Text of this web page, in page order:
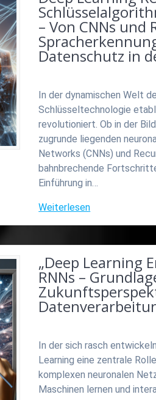
– Von CNNs und
Datenschutz in
In der dynamischen Welt
Schlüsseltechnologie
revolutioniert. Ob in der
zugrunde liegenden
Networks (CNNs) und
bahnbrechende
Einführung in…
Weiterlesen
„Deep Learning
RNNs –
In der sich rasch
Learning eine zentrale
komplexen neuronalen
Maschinen lernen und